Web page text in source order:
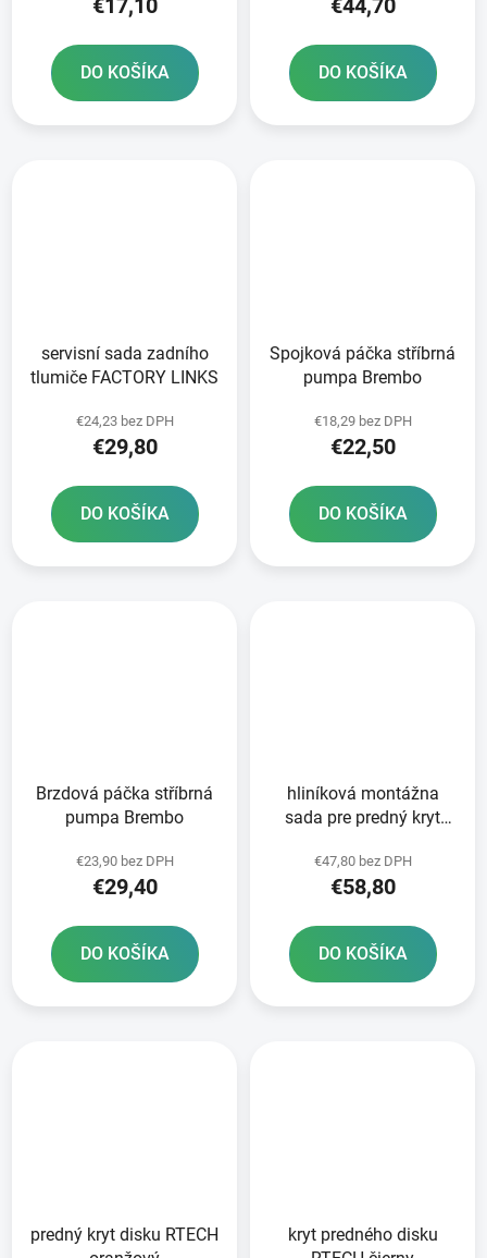
€17,10
DO KOŠÍKA
€44,70
DO KOŠÍKA
servisní sada zadního
tlumiče FACTORY LINKS
€24,23 bez DPH
€29,80
DO KOŠÍKA
Spojková páčka stříbrná
pumpa Brembo
€18,29 bez DPH
€22,50
DO KOŠÍKA
Brzdová páčka stříbrná
pumpa Brembo
€23,90 bez DPH
€29,40
DO KOŠÍKA
hliníková montážna
sada pre predný kryt
€47,80 bez DPH
€58,80
DO KOŠÍKA
predný kryt disku RTECH
kryt predného disku